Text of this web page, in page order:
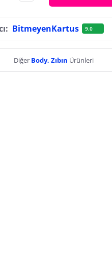
BitmeyenKartus 9.0
Diğer Body, Zıbın Ürünleri